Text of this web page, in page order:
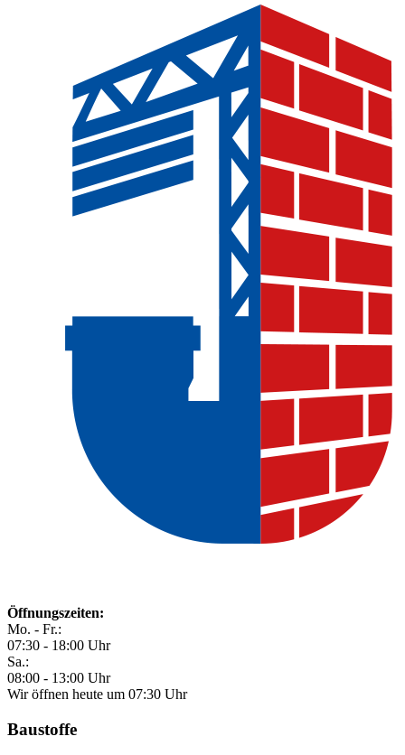
Öffnungszeiten:
Mo. - Fr.:
07:30 - 18:00 Uhr
Sa.:
08:00 - 13:00 Uhr
Wir öffnen heute um 07:30 Uhr
Baustoffe